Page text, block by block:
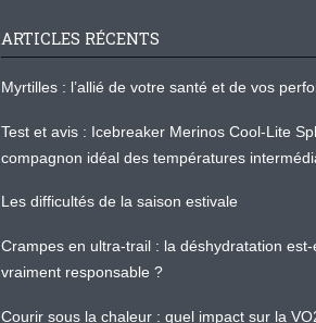
ARTICLES RÉCENTS
Myrtilles : l’allié de votre santé et de vos
Test et avis : Icebreaker Merinos Cool-Lite
compagnon idéal des températures
Les difficultés de la saison estivale
Crampes en ultra-trail : la déshydratation est-
vraiment responsable ?
Courir sous la chaleur : quel impact sur la